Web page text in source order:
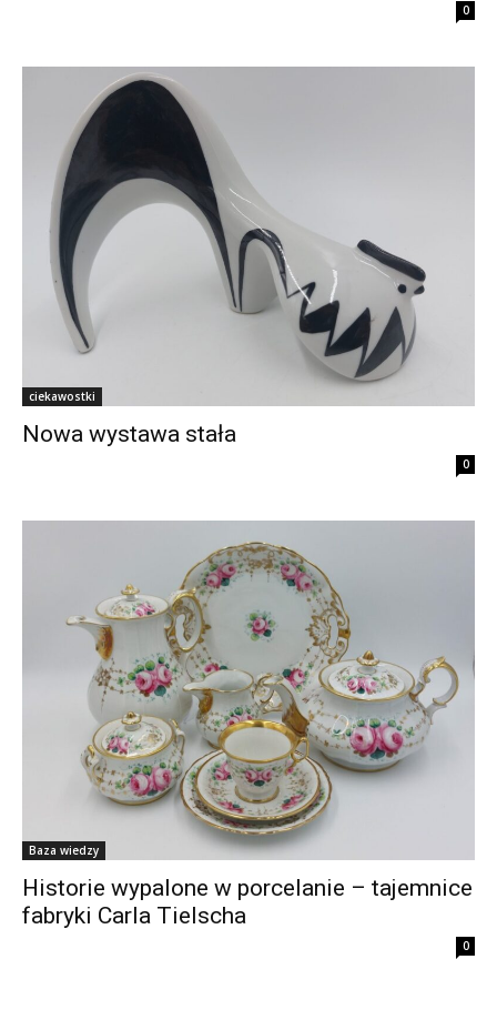
0
ciekawostki
Nowa wystawa stała
0
Baza wiedzy
Historie wypalone w porcelanie – tajemnice
fabryki Carla Tielscha
0